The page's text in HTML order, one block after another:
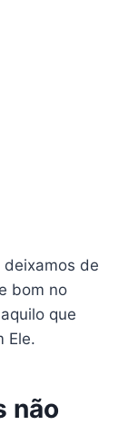
deixamos de
bom no
que
Ele.
não